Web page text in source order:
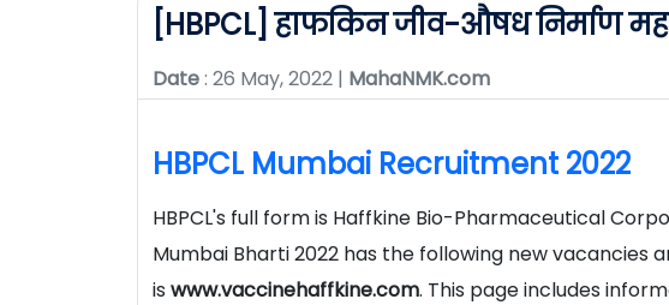
[HBPCL] हाफकिन जीव-औषध निर्माण
Date: 26 May, 2022 | MahaNMK.com
HBPCL Mumbai Recruitment 2022
HBPCL's full form is Haffkine Bio-Pharmaceutical
Mumbai Bharti 2022 has the following new vacancies
is www.vaccinehaffkine.com. This page includes